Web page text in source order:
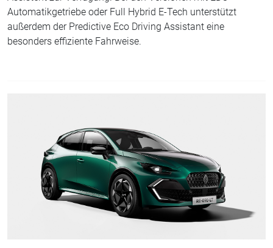
Automatikgetriebe oder Full Hybrid E-Tech unterstützt
außerdem der Predictive Eco Driving Assistant eine
besonders effiziente Fahrweise.